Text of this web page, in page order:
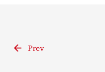
Prev